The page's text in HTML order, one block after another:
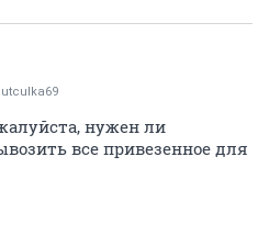
нужен ли
все привезенное для